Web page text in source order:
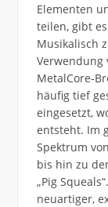
Elementen
teilen, gibt
Musikalisch
Verwendung
MetalCore-
häufig tief
eingesetzt,
entsteht. Im
Spektrum
bis hin zu
„Pig
neuartiger,